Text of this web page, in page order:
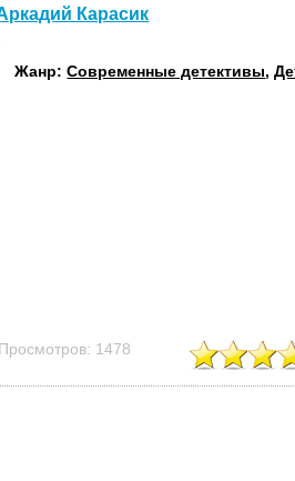
Карасик
Жанр:Современные детективы,
Просмотров: 1478